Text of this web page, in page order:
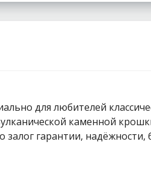
для любителей
каменной
залог гарантии, надёжности,